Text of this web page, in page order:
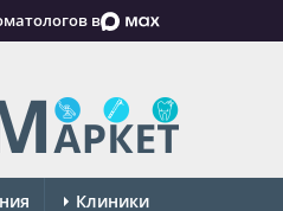
в
Клиники